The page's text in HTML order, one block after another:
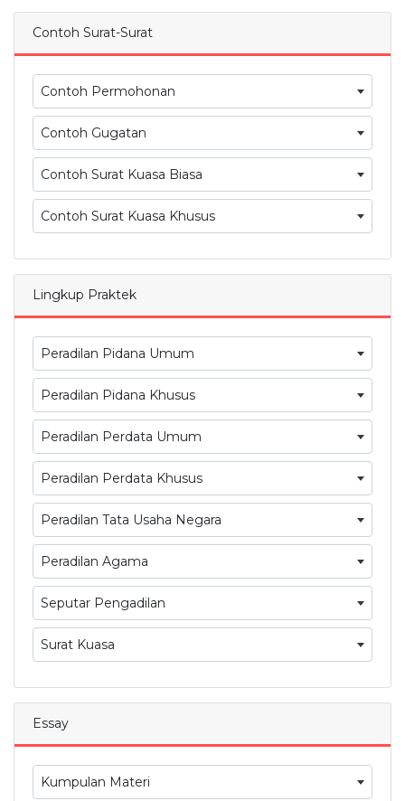
Contoh Surat-Surat
Contoh Permohonan
Contoh Gugatan
Contoh Surat Kuasa Biasa
Contoh Surat Kuasa Khusus
Lingkup Praktek
Peradilan Pidana Umum
Peradilan Pidana Khusus
Peradilan Perdata Umum
Peradilan Perdata Khusus
Peradilan Tata Usaha Negara
Peradilan Agama
Seputar Pengadilan
Surat Kuasa
Essay
Kumpulan Materi